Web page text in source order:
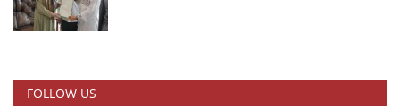
FOLLOW US